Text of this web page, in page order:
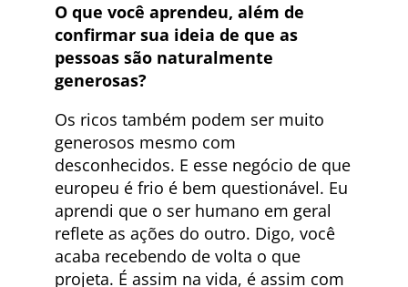
O que você aprendeu, além de
confirmar sua ideia de que as
pessoas são naturalmente
generosas?
Os ricos também podem ser muito
generosos mesmo com
desconhecidos. E esse negócio de que
europeu é frio é bem questionável. Eu
aprendi que o ser humano em geral
reflete as ações do outro. Digo, você
acaba recebendo de volta o que
projeta. É assim na vida, é assim com